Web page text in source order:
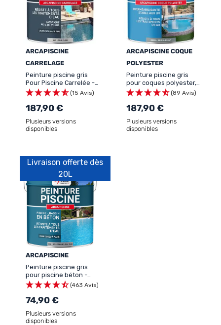
ARCAPISCINE
CARRELAGE
Peinture piscine gris
Pour Piscine Carrelée -
ARCAPISCINE CARRELAGE
(15 Avis)
187,90 €
Plusieurs versions
disponibles
ARCAPISCINE COQUE
POLYESTER
Peinture piscine gris
pour coques polyester,
béton - ARCAPISCINE
COQUE POLYESTER
(89 Avis)
187,90 €
Plusieurs versions
disponibles
Livraison offerte dès
20L
ARCAPISCINE
Peinture piscine gris
pour piscine béton -
ARCAPISCINE
(463 Avis)
74,90 €
Plusieurs versions
disponibles